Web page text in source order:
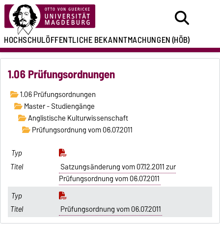
HOCHSCHULÖFFENTLICHEBEKANNTMACHUNGEN(HÖB)
1.06 Prüfungsordnungen
1.06 Prüfungsordnungen
Master - Studiengänge
Anglistische Kulturwissenschaft
Prüfungsordnung vom 06.07.2011
Satzungsänderung vom 07.12.2011 zur
Prüfungsordnung vom 06.07.2011
Prüfungsordnung vom 06.07.2011